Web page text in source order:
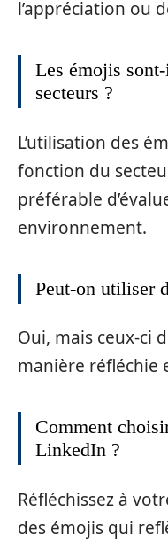
l’appréciation ou
Les émojis
secteurs ?
L’utilisation des
fonction du
préférable
environnement.
Peut-on utiliser
Oui, mais ceux-ci
manière réfléchie
Comment
LinkedIn ?
Réfléchissez à
des émojis qui